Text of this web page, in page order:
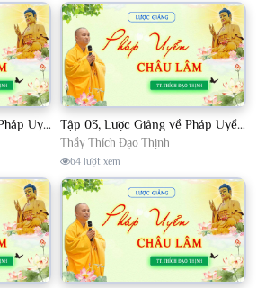
Tập 002, Lược Giảng về Pháp Uyển Châu Lâm, Chủ giảng TT. Thích Đạo Thịnh Tập 03, Lược Giảng về Pháp Uyển Châu Lâm, Chủ giảng TT Thích Đạo Thịnh
Thầy Thích Đạo Thịnh
64 lượt xem